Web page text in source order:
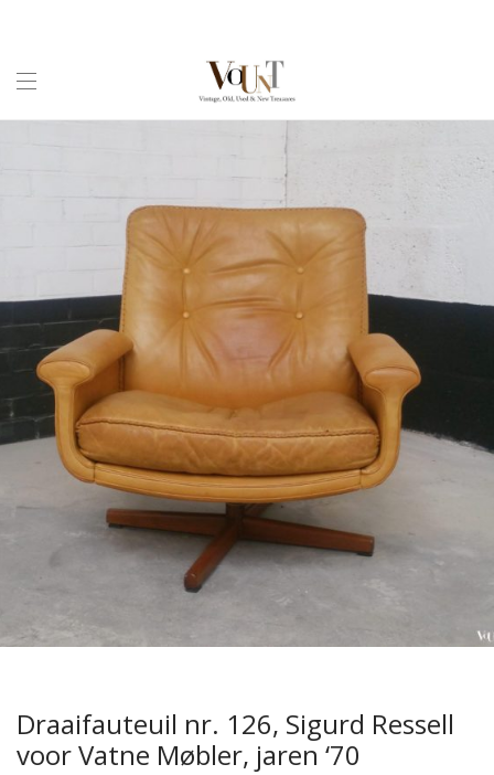
Draaifauteuil nr. 126, Sigurd Ressell
voor Vatne Møbler, jaren ‘70